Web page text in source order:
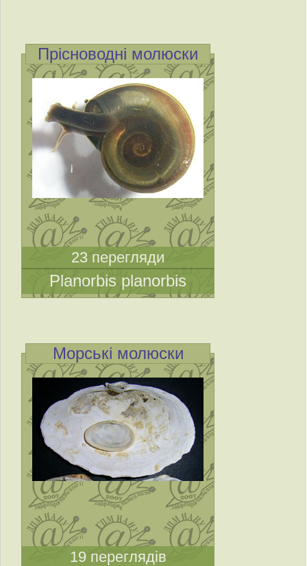
Прісноводні молюски
23 перегляди
Planorbis planorbis
Морські молюски
19 переглядів